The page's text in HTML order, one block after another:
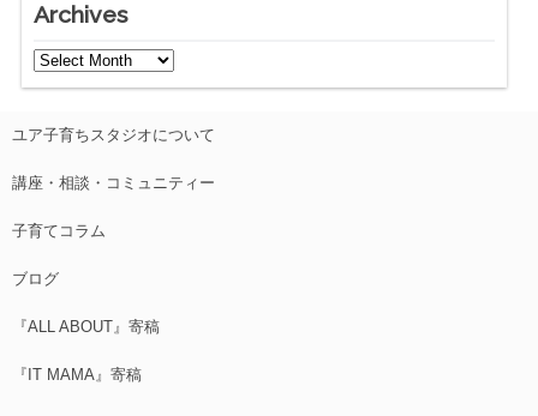
Archives
ユア子育ちスタジオについて
講座・相談・コミュニティー
子育てコラム
ブログ
『ALL ABOUT』寄稿
『IT MAMA』寄稿